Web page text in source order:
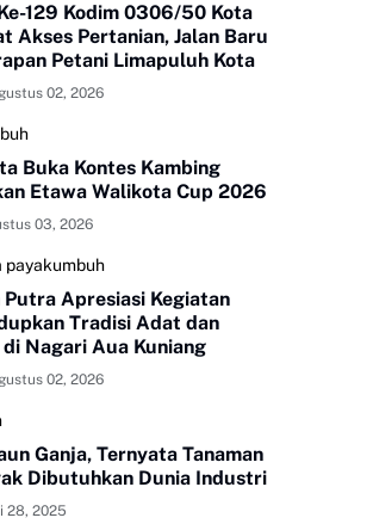
129 Kodim 0306/50 Kota
Akses Pertanian, Jalan Baru
Petani Limapuluh Kota
02, 2026
Buka Kontes Kambing
Etawa Walikota Cup 2026
03, 2026
payakumbuh
Putra Apresiasi Kegiatan
Tradisi Adat dan
Nagari Aua Kuniang
02, 2026
Ganja, Ternyata Tanaman
Dibutuhkan Dunia Industri
28, 2025